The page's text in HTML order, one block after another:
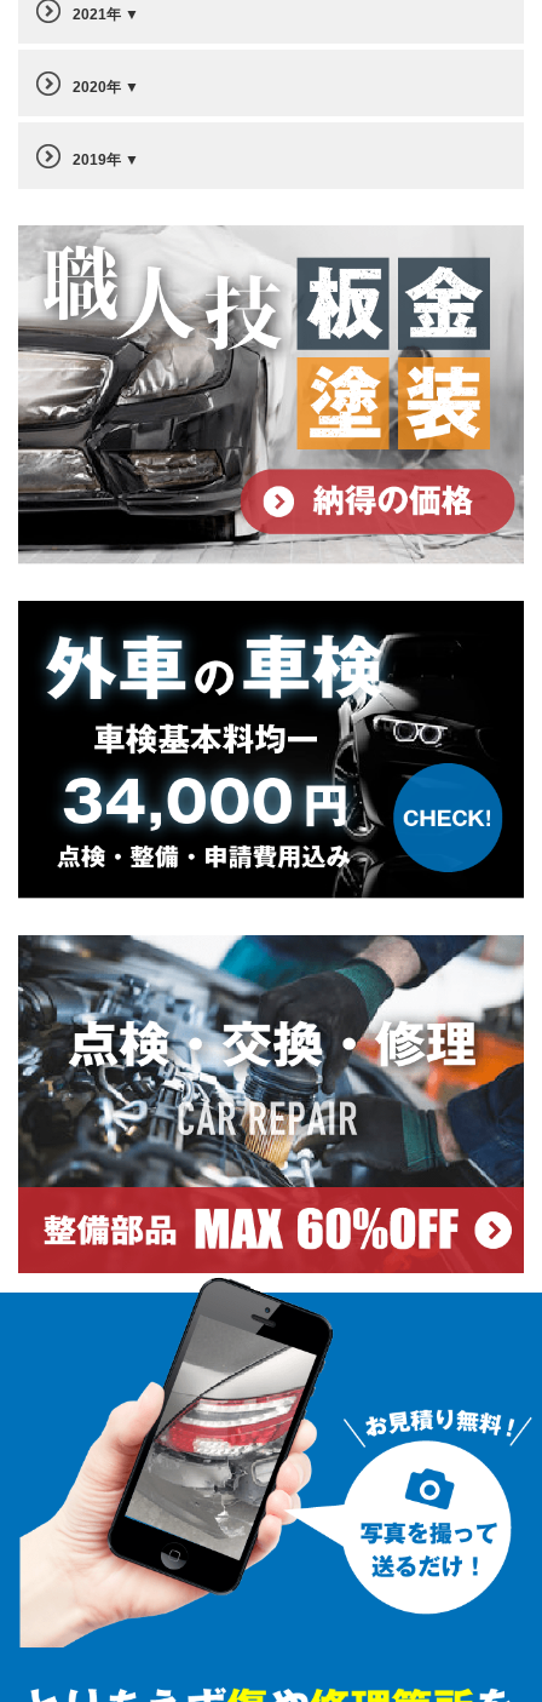
2021年
2020年
2019年